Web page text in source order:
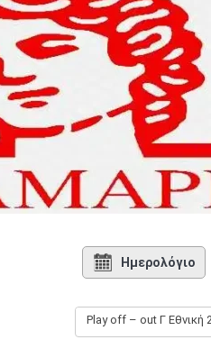
Ημερολόγιο
Play off – out Γ Εθνική